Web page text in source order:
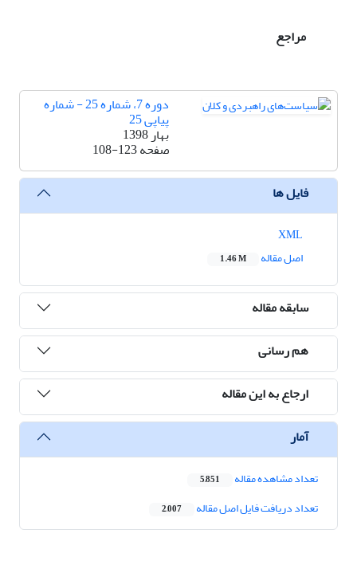
مراجع
دوره 7، شماره 25 - شماره
پیاپی 25
بهار 1398
صفحه108-123
فایل ها
اصل مقاله
1.46 M
سابقه مقاله
هم رسانی
ارجاع به این مقاله
آمار
تعداد مشاهده مقاله 5,851
تعداد دریافت فایل اصل مقاله 2,007